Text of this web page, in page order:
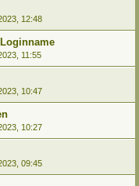
12:48
11:55
10:47
10:27
09:45